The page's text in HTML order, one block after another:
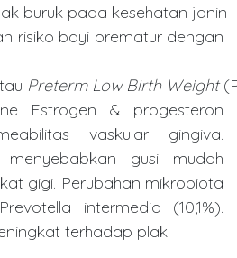
buruk pada kesehatan janin
risiko bayi prematur dengan
Preterm Low Birth Weight
Estrogen & progesteron
vaskular gingiva.
menyebabkan gusi mudah
gigi. Perubahan mikrobiota
intermedia (10,1%).
terhadap plak.